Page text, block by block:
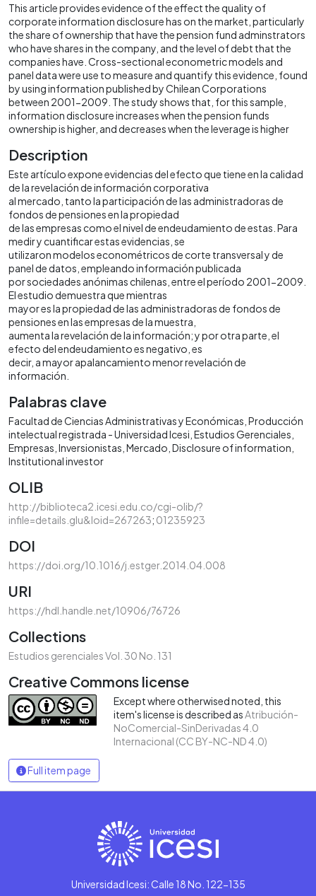
This article provides evidence of the effect the quality of
corporate information disclosure has on the market, particularly
the share of ownership that have the pension fund adminstrators
who have shares in the company, and the level of debt that the
companies have. Cross-sectional econometric models and
panel data were use to measure and quantify this evidence, found
by using information published by Chilean Corporations
between 2001-2009. The study shows that, for this sample,
information disclosure increases when the pension funds
ownership is higher, and decreases when the leverage is higher
Description
Este artículo expone evidencias del efecto que tiene en la calidad
de la revelación de información corporativa
al mercado, tanto la participación de las administradoras de
fondos de pensiones en la propiedad
de las empresas como el nivel de endeudamiento de estas. Para
medir y cuantificar estas evidencias, se
utilizaron modelos econométricos de corte transversal y de
panel de datos, empleando información publicada
por sociedades anónimas chilenas, entre el período 2001-2009.
El estudio demuestra que mientras
mayor es la propiedad de las administradoras de fondos de
pensiones en las empresas de la muestra,
aumenta la revelación de la información; y por otra parte, el
efecto del endeudamiento es negativo, es
decir, a mayor apalancamiento menor revelación de
información.
Palabras clave
Facultad de Ciencias Administrativas y Económicas Producción
intelectual registrada - Universidad Icesi Estudios Gerenciales
Empresas Inversionistas Mercado Disclosure of information
Institutional investor
OLIB
http://biblioteca2.icesi.edu.co/cgi-olib/?
infile=details.glu&loid=267263; 01235923
DOI
https://doi.org/10.1016/j.estger.2014.04.008
URI
https://hdl.handle.net/10906/76726
Collections
Estudios gerenciales Vol. 30 No. 131
Creative Commons license
Except where otherwised noted, this
item's license is described asAtribución-
NoComercial-SinDerivadas 4.0
Internacional (CC BY-NC-ND 4.0)
Full item page
Universidad Icesi: Calle 18 No. 122-135